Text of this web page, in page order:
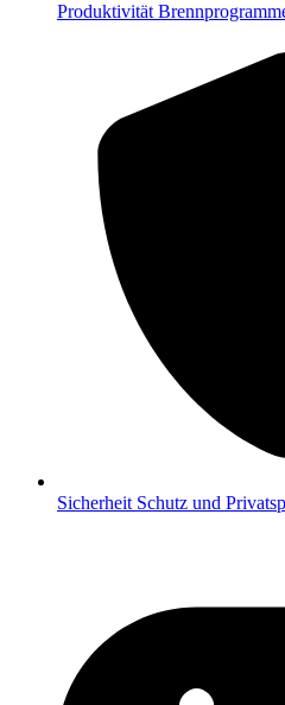
Produktivität
Sicherheit Schutz und